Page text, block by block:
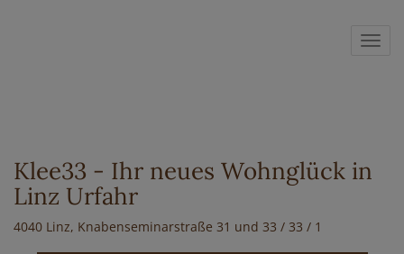
Klee33 - Ihr neues Wohnglück in
Linz Urfahr
4040 Linz, Knabenseminarstraße 31 und 33 / 33 / 1